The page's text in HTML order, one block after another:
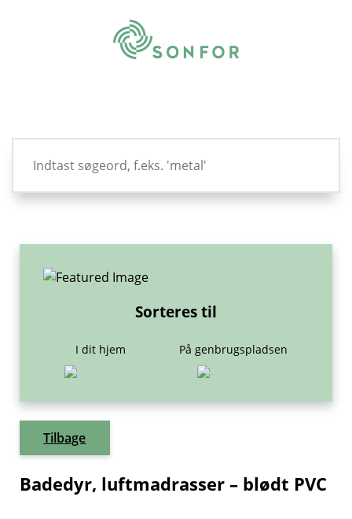
Tilbage
Badedyr, luftmadrasser – blødt PVC
Sorteres til
I dit hjem På genbrugspladsen